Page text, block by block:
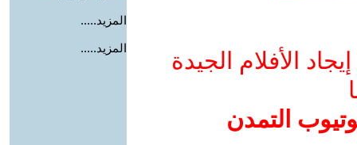
الأفلام الجيدة
التمدن
المزيد.....
المزيد.....